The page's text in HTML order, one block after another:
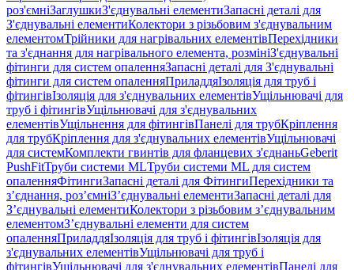
роз'ємніЗаглушкиЗ'єднувальні елементиЗапасні деталі для
З'єднувальні елементиКолектори з різьбовим з'єднувальним
елементомТрійники для нагрівальних елементівПерехідники
та з'єднання для нагрівального елемента, розмініЗ'єднувальні
фітинги для систем опаленняЗапасні деталі для З'єднувальні
фітинги для систем опаленняПриладдяІзоляція для труб і
фітингівІзоляція для з'єднувальних елементівУщільнювачі для
труб і фітингівУщільнювачі для з'єднувальних
елементівУщільнення для фітингівПанелі для трубКріплення
для трубКріплення для з'єднувальних елементівУщільнювачі
для системКомплекти гвинтів для фланцевих з'єднаньGeberit
PushFitТруби системи MLТруби системи ML для систем
опаленняФітингиЗапасні деталі для ФітингиПерехідники та
з’єднання, роз’ємніЗ’єднувальні елементиЗапасні деталі для
З’єднувальні елементиКолектори з різьбовим з’єднувальним
елементомЗ’єднувальні елементи для систем
опаленняПриладдяІзоляція для труб і фітингівІзоляція для
з'єднувальних елементівУщільнювачі для труб і
фітингівУщільнювачі для з'єднувальних елементівПанелі для